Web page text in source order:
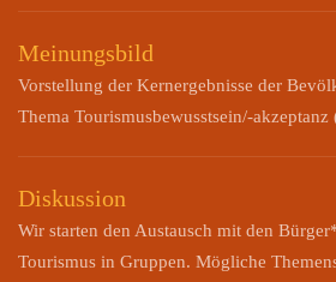
Meinungsbild
Vorstellung der Kernergebnisse der
Thema Tourismusbewusstsein/-
Diskussion
Wir starten den Austausch mit den
Tourismus in Gruppen. Mögliche